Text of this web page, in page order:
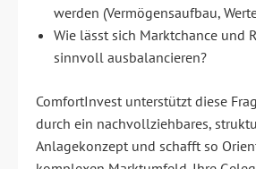
werden (Vermögensaufbau,
Wie lässt sich Marktchance und
sinnvoll ausbalancieren?
ComfortInvest unterstützt diese
durch ein nachvollziehbares,
Anlagekonzept und schafft so